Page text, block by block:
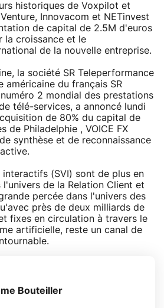
historiques de Voxpilot et
Innovacom et NETinvest
de capital de 2.5M d'euros
la croissance et le
de la nouvelle entreprise.
la société SR Teleperformance
américaine du français SR
2 mondial des prestations
télé-services, a annoncé lundi
de 80% du capital de
de Philadelphie , VOICE FX
synthèse et de reconnaissance
interactifs (SVI) sont de plus en
l'univers de la Relation Client et
percée dans l'univers des
près de deux milliards de
fixes en circulation à travers le
artificielle, reste un canal de
Bouteiller